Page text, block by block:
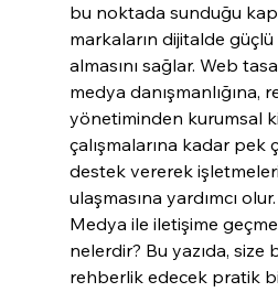
bu noktada sunduğu
markaların dijitalde
almasını sağlar. Web
medya danışmanlığına,
yönetiminden kurumsal
çalışmalarına kadar pek
destek vererek
ulaşmasına yardımcı
Medya ile iletişime
nelerdir? Bu yazıda, size
rehberlik edecek pratik